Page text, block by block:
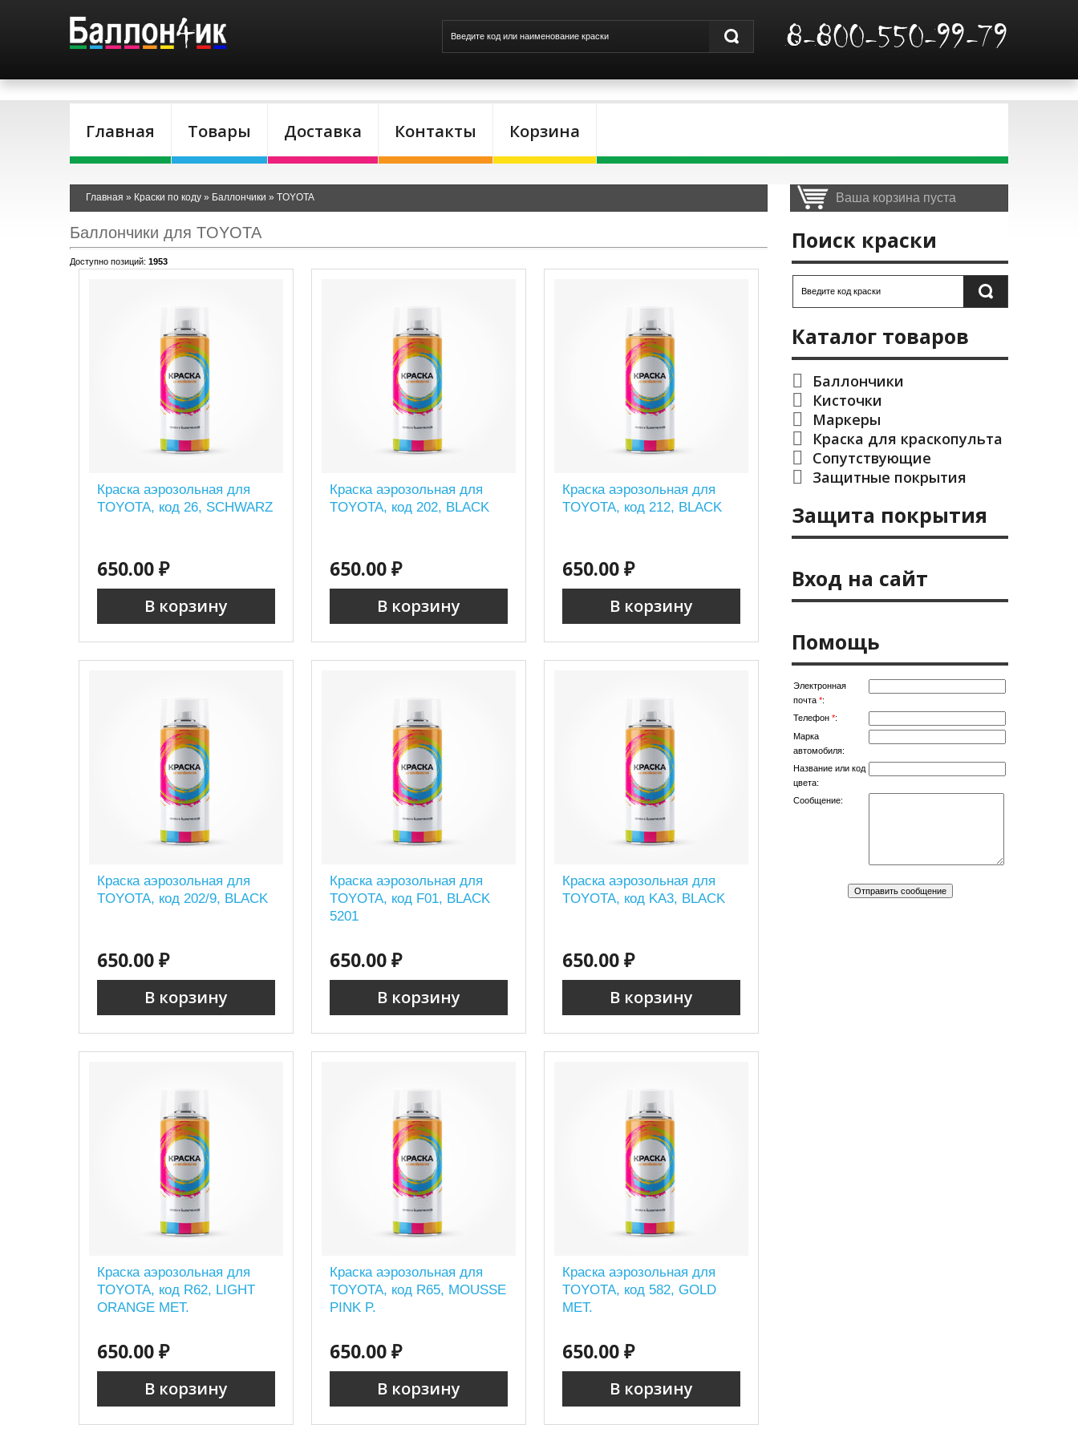
8-800-550-99-79
Главная Товары Доставка Контакты Корзина
Главная » Краски по коду » Баллончики » TOYOTA
Баллончики для TOYOTA
Доступно позиций: 1953
Краска аэрозольная для
TOYOTA, код 26, SCHWARZ
650.00 ₽
В корзину
Краска аэрозольная для
TOYOTA, код 202, BLACK
650.00 ₽
В корзину
Краска аэрозольная для
TOYOTA, код 212, BLACK
650.00 ₽
В корзину
Краска аэрозольная для
TOYOTA, код 202/9, BLACK
650.00 ₽
В корзину
Краска аэрозольная для
TOYOTA, код F01, BLACK
5201
650.00 ₽
В корзину
Краска аэрозольная для
TOYOTA, код KA3, BLACK
650.00 ₽
В корзину
Краска аэрозольная для
TOYOTA, код R62, LIGHT
ORANGE MET.
650.00 ₽
В корзину
Краска аэрозольная для
TOYOTA, код R65, MOUSSE
PINK P.
650.00 ₽
В корзину
Краска аэрозольная для
TOYOTA, код 582, GOLD
MET.
650.00 ₽
В корзину
Ваша корзина пуста
Поиск краски
Каталог товаров
Баллончики
Кисточки
Маркеры
Краска для краскопульта
Сопутствующие
Защитные покрытия
Защита покрытия
Вход на сайт
Помощь
Электронная
почта *:
Телефон *:
Марка
автомобиля:
Название или код
цвета:
Сообщение: